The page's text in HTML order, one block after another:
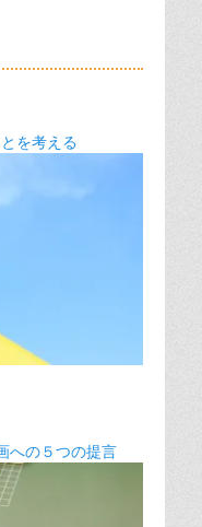
を考える
への５つの提言